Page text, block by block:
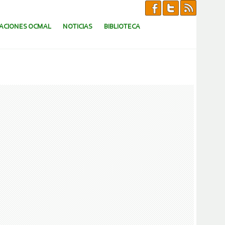
OCMAL NOTICIAS BIBLIOTECA